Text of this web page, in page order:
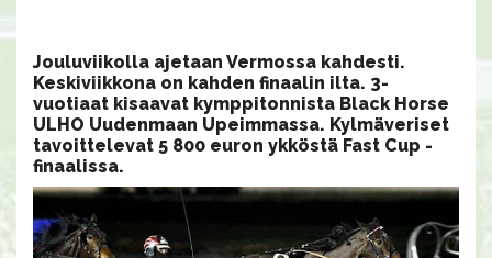
Jouluviikolla ajetaan Vermossa kahdesti.
Keskiviikkona on kahden finaalin ilta. 3-
vuotiaat kisaavat kymppitonnista Black Horse
ULHO Uudenmaan Upeimmassa. Kylmäveriset
tavoittelevat 5 800 euron ykköstä Fast Cup -
finaalissa.